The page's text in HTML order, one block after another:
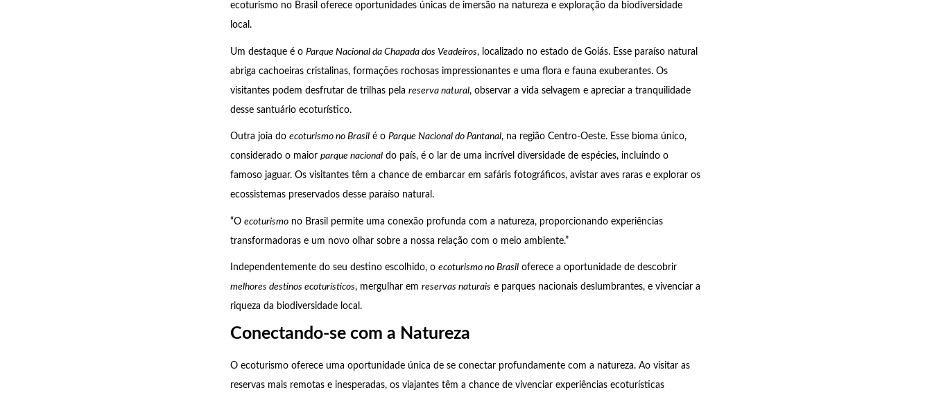
ecoturismo no Brasil oferece oportunidades únicas de imersão na natureza e exploração da biodiversidade
local.
Um destaque é oParque Nacional da Chapada dos Veadeiros, localizado no estado de Goiás. Esse paraíso natural
abriga cachoeiras cristalinas, formações rochosas impressionantes e uma flora e fauna exuberantes. Os
visitantes podem desfrutar de trilhas pelareserva natural, observar a vida selvagem e apreciar a tranquilidade
desse santuário ecoturístico.
Outra joia doecoturismo no Brasil é oParque Nacional do Pantanal, na região Centro-Oeste. Esse bioma único,
considerado o maiorparque nacional do país, é o lar de uma incrível diversidade de espécies, incluindo o
famoso jaguar. Os visitantes têm a chance de embarcar em safáris fotográficos, avistar aves raras e explorar os
ecossistemas preservados desse paraíso natural.
“Oecoturismo no Brasil permite uma conexão profunda com a natureza, proporcionando experiências
transformadoras e um novo olhar sobre a nossa relação com o meio ambiente.”
Independentemente do seu destino escolhido, oecoturismo no Brasil oferece a oportunidade de descobrir
melhores destinos ecoturísticos, mergulhar emreservas naturais e parques nacionais deslumbrantes, e vivenciar a
riqueza da biodiversidade local.
Conectando-se com a Natureza
O ecoturismo oferece uma oportunidade única de se conectar profundamente com a natureza. Ao visitar as
reservas mais remotas e inesperadas, os viajantes têm a chance de vivenciar experiências ecoturísticas